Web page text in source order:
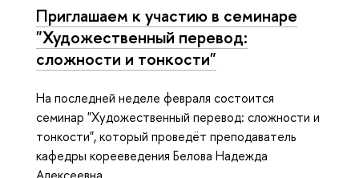
Приглашаем к участию в семинаре
"Художественный перевод:
сложности и тонкости"
На последней неделе февраля состоится
семинар "Художественный перевод: сложности и
тонкости", который проведёт преподаватель
кафедры корееведения Белова Надежда